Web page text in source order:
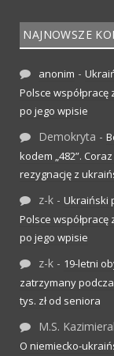
NAJNOWSZE
anonim -
Polsce współpracę
po jego wpisie
Demokryta -
kodem „482”.
rezygnację z
z-k - Ukraiński
Polsce współpracę
po jego wpisie
z-k - 19-letni
zatrzymany
tys. zł od seniora
M.S.
O niemiecko-